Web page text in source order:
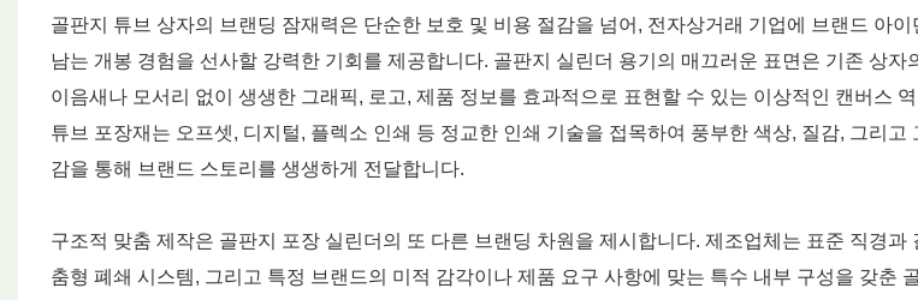
골판지 튜브 상자의 브랜딩 잠재력은 단순한 보호 및 비용 절감을 넘어, 전자상거래 기업에 브랜드 아이
남는 개봉 경험을 선사할 강력한 기회를 제공합니다. 골판지 실린더 용기의 매끄러운 표면은 기존 상자
이음새나 모서리 없이 생생한 그래픽, 로고, 제품 정보를 효과적으로 표현할 수 있는 이상적인 캔버스
튜브 포장재는 오프셋, 디지털, 플렉소 인쇄 등 정교한 인쇄 기술을 접목하여 풍부한 색상, 질감, 그리고
감을 통해 브랜드 스토리를 생생하게 전달합니다.
구조적 맞춤 제작은 골판지 포장 실린더의 또 다른 브랜딩 차원을 제시합니다. 제조업체는 표준 직경과
춤형 폐쇄 시스템, 그리고 특정 브랜드의 미적 감각이나 제품 요구 사항에 맞는 특수 내부 구성을 갖춘